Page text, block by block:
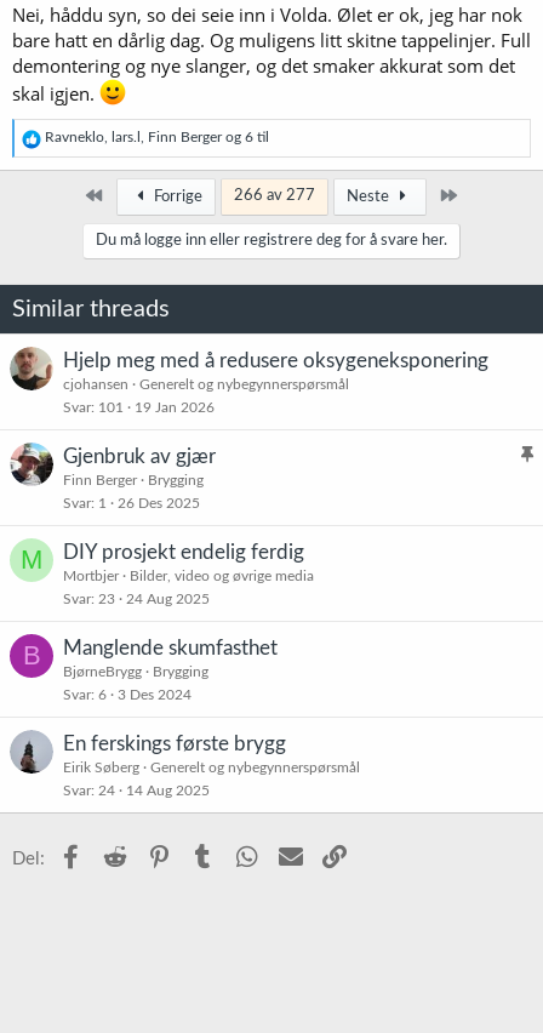
Nei, håddu syn, so dei seie inn i Volda. Ølet er ok, jeg har nok
bare hatt en dårlig dag. Og muligens litt skitne tappelinjer. Full
demontering og nye slanger, og det smaker akkurat som det
skal igjen.
R
e
a
r
Ravneklo lars.l Finn Bergerog 6 til
Først Forrige 266 av 277 Neste
Du må logge inn eller registrere deg for å svare her.
Similar threads
Hjelp meg med å redusere oksygeneksponering
cjohansen
Generelt og nybegynnerspørsmål
Svar 101 19 Jan 2026
K
Gjenbruk av gjær
Finn Berger
Brygging
Svar 1 26 Des 2025
M DIY prosjekt endelig ferdig
Mortbjer
Bilder, video og øvrige media
Svar 23 24 Aug 2025
B Manglende skumfasthet
BjørneBrygg
Brygging
Svar 6 3 Des 2024
En ferskings første brygg
Eirik Søberg
Generelt og nybegynnerspørsmål
Svar 24 14 Aug 2025
Del: Facebook
Reddit PinterestTumblr WhatsApp
E-post